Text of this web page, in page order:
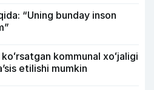
“Uning bunday inson
kommunal xoʻjaligi
etilishi mumkin